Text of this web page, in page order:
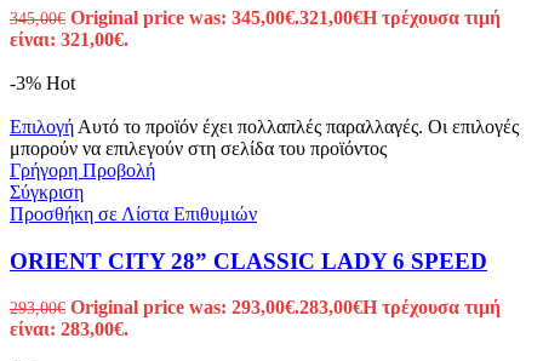
345,00€ Original price was: 345,00€.321,00€Η τρέχουσα τιμή
είναι: 321,00€.
-3% Hot
Επιλογή Αυτό το προϊόν έχει πολλαπλές παραλλαγές. Οι επιλογές
μπορούν να επιλεγούν στη σελίδα του προϊόντος
Γρήγορη Προβολή
Σύγκριση
Προσθήκη σε Λίστα Επιθυμιών
ORIENT CITY 28” CLASSIC LADY 6 SPEED
293,00€ Original price was: 293,00€.283,00€Η τρέχουσα τιμή
είναι: 283,00€.